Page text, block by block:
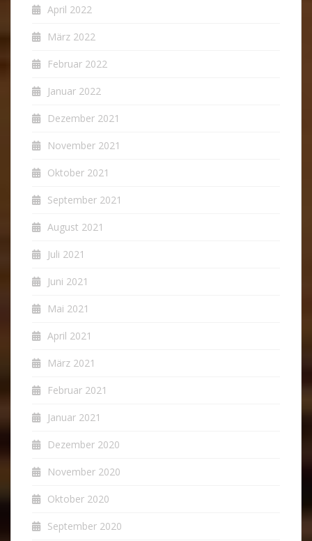
April 2022
März 2022
Februar 2022
Januar 2022
Dezember 2021
November 2021
Oktober 2021
September 2021
August 2021
Juli 2021
Juni 2021
Mai 2021
April 2021
März 2021
Februar 2021
Januar 2021
Dezember 2020
November 2020
Oktober 2020
September 2020